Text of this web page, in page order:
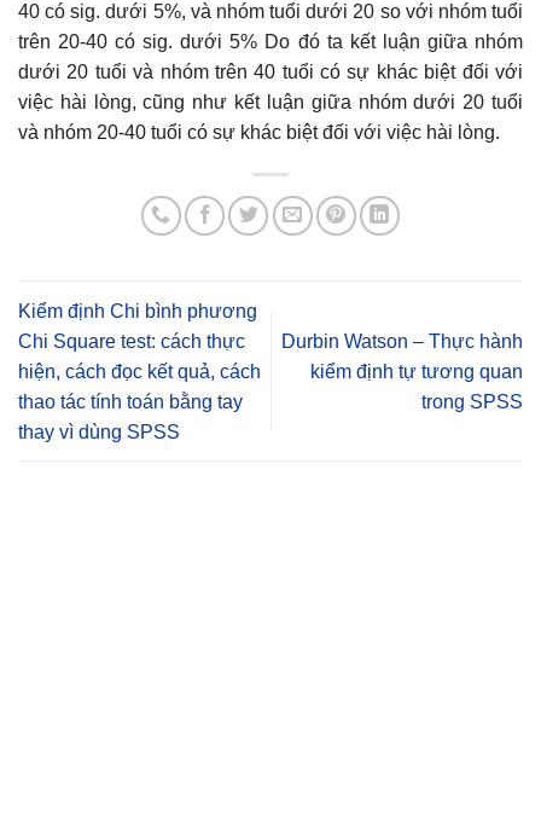
40 có sig. dưới 5%, và nhóm tuổi dưới 20 so với nhóm tuổi
trên 20-40 có sig. dưới 5% Do đó ta kết luận giữa nhóm
dưới 20 tuổi và nhóm trên 40 tuổi có sự khác biệt đối với
việc hài lòng, cũng như kết luận giữa nhóm dưới 20 tuổi
và nhóm 20-40 tuổi có sự khác biệt đối với việc hài lòng.
Kiểm định Chi bình phương
Chi Square test: cách thực
hiện, cách đọc kết quả, cách
thao tác tính toán bằng tay
thay vì dùng SPSS
Durbin Watson – Thực hành
kiểm định tự tương quan
trong SPSS